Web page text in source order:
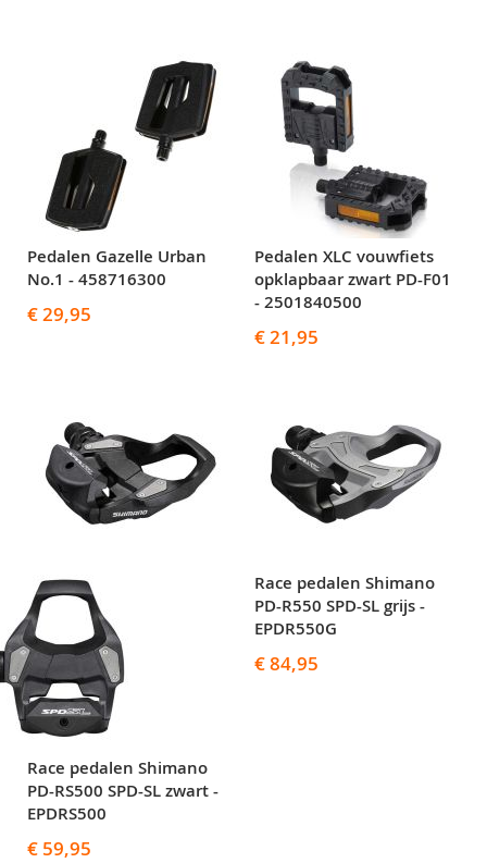
Pedalen Gazelle Urban
No.1 - 458716300
€ 29,95
Pedalen XLC vouwfiets
opklapbaar zwart PD-F01
- 2501840500
€ 21,95
Race pedalen Shimano
PD-RS500 SPD-SL zwart -
EPDRS500
€ 59,95
Race pedalen Shimano
PD-R550 SPD-SL grijs -
EPDR550G
€ 84,95